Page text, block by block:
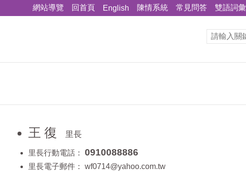
網站導覽 回首頁 English 陳情系統 常見問答 雙語詞彙
王 復 里長
里長行動電話： 0910088886
里長電子郵件： wf0714@yahoo.com.tw